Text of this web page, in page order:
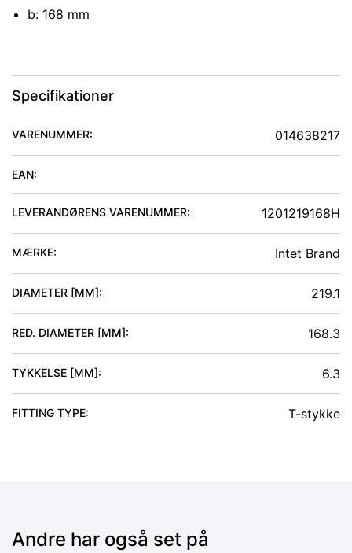
b: 168 mm
Specifikationer
VARENUMMER: 014638217
EAN:
LEVERANDØRENS VARENUMMER: 1201219168H
MÆRKE: Intet Brand
DIAMETER [MM]: 219.1
RED. DIAMETER [MM]: 168.3
TYKKELSE [MM]: 6.3
FITTING TYPE: T-stykke
Andre har også set på